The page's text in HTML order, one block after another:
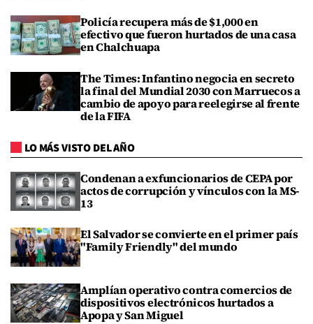
Policía recupera más de $1,000 en
efectivo que fueron hurtados de una casa
en Chalchuapa
The Times: Infantino negocia en secreto
la final del Mundial 2030 con Marruecos a
cambio de apoyo para reelegirse al frente
de la FIFA
LO MÁS VISTO DEL AÑO
Condenan a exfuncionarios de CEPA por
actos de corrupción y vínculos con la MS-
13
El Salvador se convierte en el primer país
"Family Friendly" del mundo
Amplían operativo contra comercios de
dispositivos electrónicos hurtados a
Apopa y San Miguel